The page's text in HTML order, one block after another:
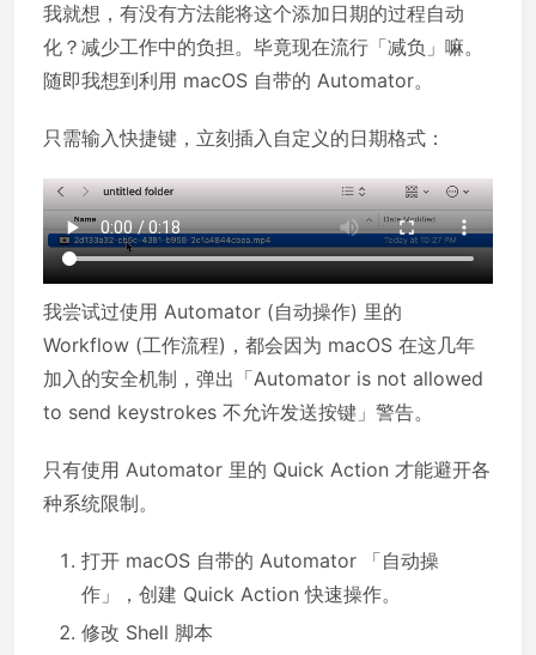
我就想，有没有方法能将这个添加日期的过程自动
化？减少工作中的负担。毕竟现在流行「减负」嘛。
随即我想到利用 macOS 自带的 Automator。
只需输入快捷键，立刻插入自定义的日期格式：
我尝试过使用 Automator (自动操作) 里的
Workflow (工作流程)，都会因为 macOS 在这几年
加入的安全机制，弹出「Automator is not allowed
to send keystrokes 不允许发送按键」警告。
只有使用 Automator 里的 Quick Action 才能避开各
种系统限制。
打开 macOS 自带的 Automator 「自动操
作」，创建 Quick Action 快速操作。
修改 Shell 脚本